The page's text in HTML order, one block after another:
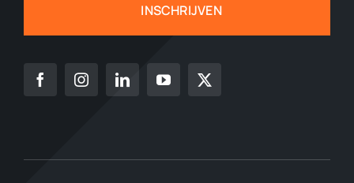
INSCHRIJVEN